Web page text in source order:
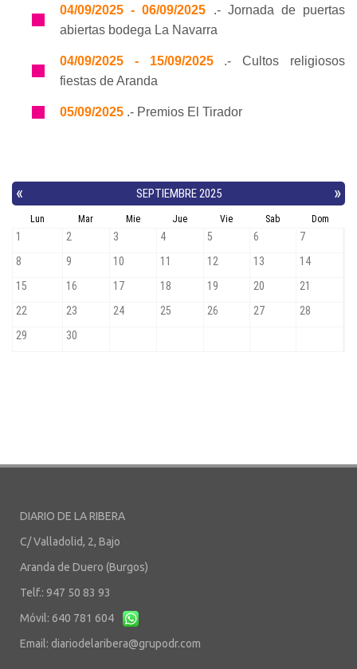
04/09/2025 - 06/09/2025 .- Jornada de puertas
abiertas bodega La Navarra
04/09/2025 - 15/09/2025.- Cultos religiosos
fiestas de Aranda
05/09/2025 .- Premios El Tirador
DIARIO DE LA RIBERA
C/ Valladolid, 2, Bajo
Aranda de Duero (Burgos)
Telf.: 947 50 83 93
Móvil: 640 781 604
Email: diariodelaribera@grupodr.com